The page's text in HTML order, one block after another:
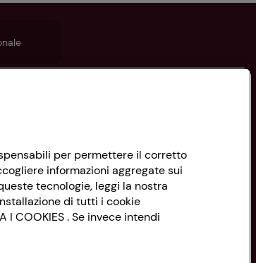
per permettere il corretto
informazioni aggregate sui
tecnologie, leggi la nostra
di tutti i cookie
I COOKIES . Se invece intendi